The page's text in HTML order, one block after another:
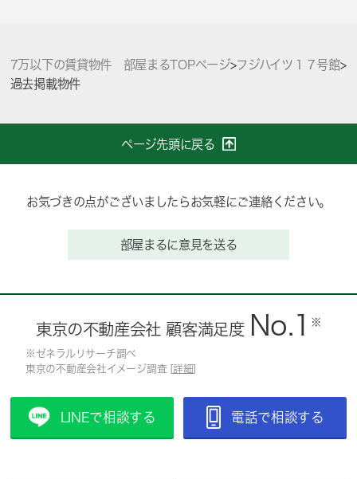
7万以下の賃貸物件 部屋まるTOPページ>フジハイツ１７号館>
過去掲載物件
ページ先頭に戻る
お気づきの点がございましたらお気軽にご連絡ください。
部屋まるに意見を送る
東京の不動産会社 顧客満足度 No.1 ※
※ゼネラルリサーチ調べ
東京の不動産会社イメージ調査 [ 詳細
LINEで相談する 電話で相談する